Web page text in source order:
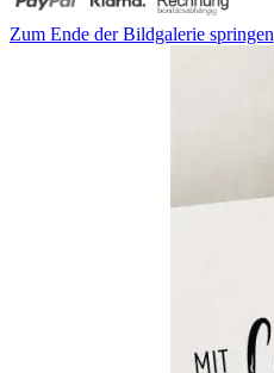
Zum Ende der Bildgalerie springen